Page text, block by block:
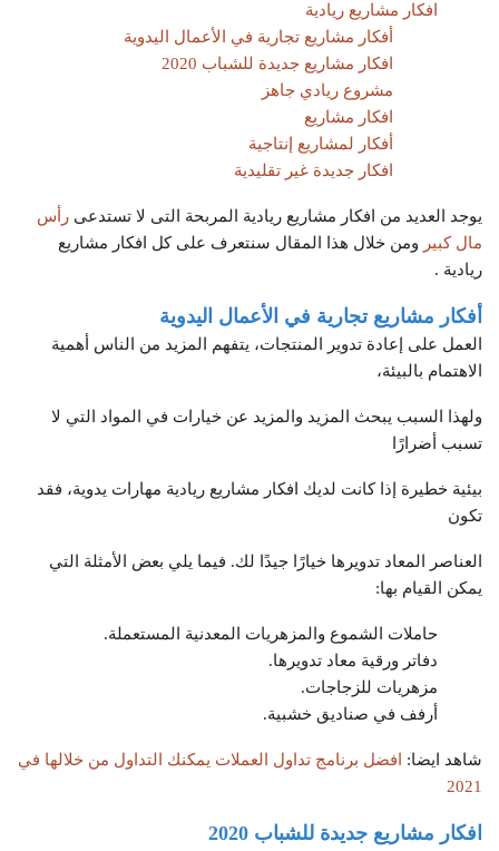
افكار مشاريع ريادية
أفكار مشاريع تجارية في الأعمال اليدوية
افكار مشاريع جديدة للشباب 2020
مشروع ريادي جاهز
افكار مشاريع
أفكار لمشاريع إنتاجية
افكار جديدة غير تقليدية
يوجد العديد من افكار مشاريع ريادية المربحة التى لا تستدعى رأس
مال كبير ومن خلال هذا المقال سنتعرف على كل افكار مشاريع
ريادية .
أفكار مشاريع تجارية في الأعمال اليدوية
العمل على إعادة تدوير المنتجات، يتفهم المزيد من الناس أهمية
الاهتمام بالبيئة،
ولهذا السبب يبحث المزيد والمزيد عن خيارات في المواد التي لا
تسبب أضرارًا
بيئية خطيرة إذا كانت لديك افكار مشاريع ريادية مهارات يدوية، فقد
تكون
العناصر المعاد تدويرها خيارًا جيدًا لك. فيما يلي بعض الأمثلة التي
يمكن القيام بها:
حاملات الشموع والمزهريات المعدنية المستعملة.
دفاتر ورقية معاد تدويرها.
مزهريات للزجاجات.
أرفف في صناديق خشبية.
شاهد ايضا:
افضل برنامج تداول العملات يمكنك التداول من خلالها في
2021
افكار مشاريع جديدة للشباب 2020